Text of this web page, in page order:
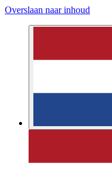
Overslaan naar inhoud